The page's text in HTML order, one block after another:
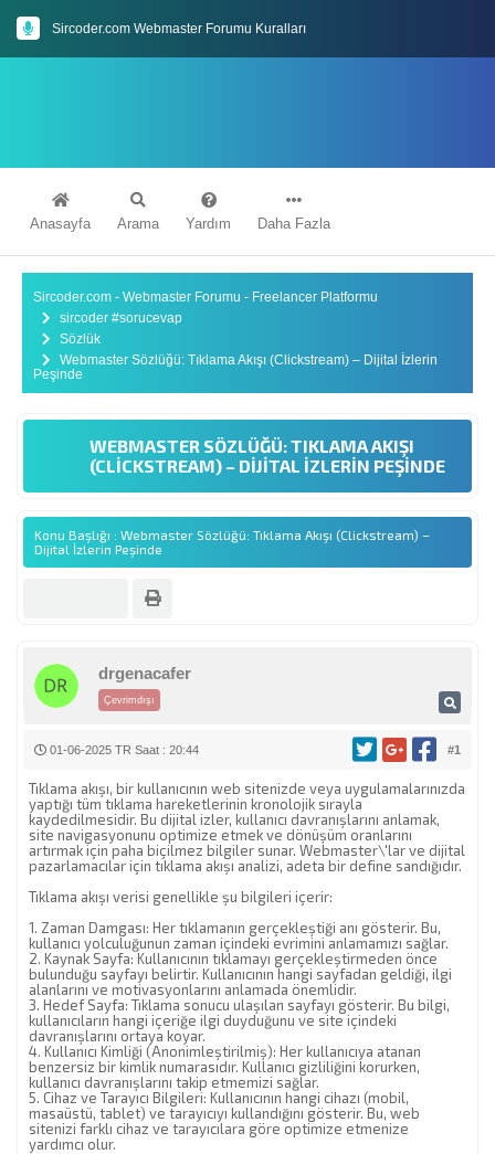
Sircoder.com Webmaster Forumu Kuralları
Anasayfa Arama Yardım Daha Fazla
Sircoder.com - Webmaster Forumu - Freelancer Platformu
sircoder #sorucevap
Sözlük
Webmaster Sözlüğü: Tıklama Akışı (Clickstream) – Dijital İzlerin
Peşinde
WEBMASTER SÖZLÜĞÜ: TIKLAMA AKIŞI
(CLICKSTREAM) – DIJITAL İZLERIN PEŞINDE
Konu Başlığı : Webmaster Sözlüğü: Tıklama Akışı (Clickstream) –
Dijital İzlerin Peşinde
Çevrimdışı
drgenacafer
#1
01-06-2025 TR Saat : 20:44
Tıklama akışı, bir kullanıcının web sitenizde veya uygulamalarınızda
yaptığı tüm tıklama hareketlerinin kronolojik sırayla
kaydedilmesidir. Bu dijital izler, kullanıcı davranışlarını anlamak,
site navigasyonunu optimize etmek ve dönüşüm oranlarını
artırmak için paha biçilmez bilgiler sunar. Webmaster\'lar ve dijital
pazarlamacılar için tıklama akışı analizi, adeta bir define sandığıdır.
Tıklama akışı verisi genellikle şu bilgileri içerir:
1. Zaman Damgası: Her tıklamanın gerçekleştiği anı gösterir. Bu,
kullanıcı yolculuğunun zaman içindeki evrimini anlamamızı sağlar.
2. Kaynak Sayfa: Kullanıcının tıklamayı gerçekleştirmeden önce
bulunduğu sayfayı belirtir. Kullanıcının hangi sayfadan geldiği, ilgi
alanlarını ve motivasyonlarını anlamada önemlidir.
3. Hedef Sayfa: Tıklama sonucu ulaşılan sayfayı gösterir. Bu bilgi,
kullanıcıların hangi içeriğe ilgi duyduğunu ve site içindeki
davranışlarını ortaya koyar.
4. Kullanıcı Kimliği (Anonimleştirilmiş): Her kullanıcıya atanan
benzersiz bir kimlik numarasıdır. Kullanıcı gizliliğini korurken,
kullanıcı davranışlarını takip etmemizi sağlar.
5. Cihaz ve Tarayıcı Bilgileri: Kullanıcının hangi cihazı (mobil,
masaüstü, tablet) ve tarayıcıyı kullandığını gösterir. Bu, web
sitenizi farklı cihaz ve tarayıcılara göre optimize etmenize
yardımcı olur.